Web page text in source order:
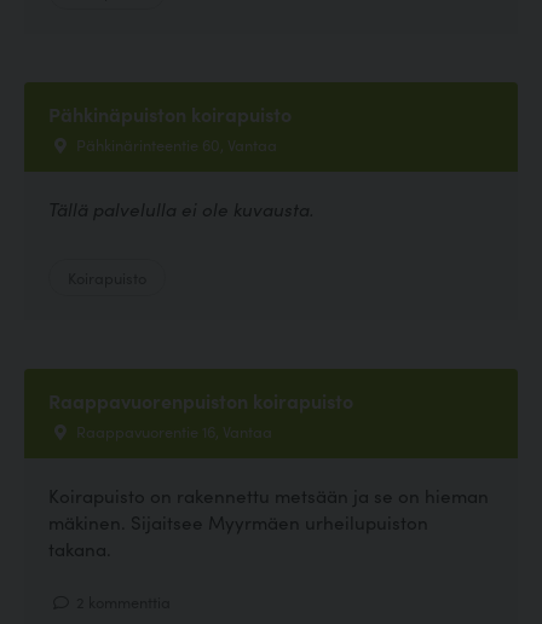
Pähkinäpuiston koirapuisto
Pähkinärinteentie 60, Vantaa
Tällä palvelulla ei ole kuvausta.
Raappavuorenpuiston koirapuisto
Raappavuorentie 16, Vantaa
Koirapuisto on rakennettu metsään ja se on hieman
mäkinen. Sijaitsee Myyrmäen urheilupuiston
takana.